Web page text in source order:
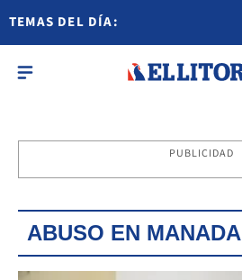
TEMAS DEL DÍA:
PUBLICIDAD
ABUSO EN MANADA